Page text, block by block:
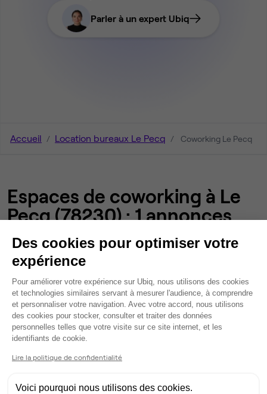
Parler à un expert Ubiq
Accueil Location bureaux Le Pecq Coworking Le Pecq
Espaces de coworking à Le
Pecq (78230) : 1 annonces
Nos autres annonces de bureaux et
d'espaces de coworking à Le Pecq
NOS ESPACES DE COWORKING DANS LE DÉPARTEMENT YVELINES
Espaces de coworking à
Buc
Des cookies pour optimiser votre
expérience
Plateforme de Gestion du
Pour améliorer votre expérience sur Ubiq, nous utilisons des cookies
et technologies similaires servant à mesurer l'audience, à comprendre
et personnaliser votre navigation. Avec votre accord, nous utilisons
des cookies pour stocker, consulter et traiter des données
personnelles telles que votre visite sur ce site internet, et les
identifiants de cookie.
Lire la politique de confidentialité
Voici pourquoi nous utilisons des cookies.